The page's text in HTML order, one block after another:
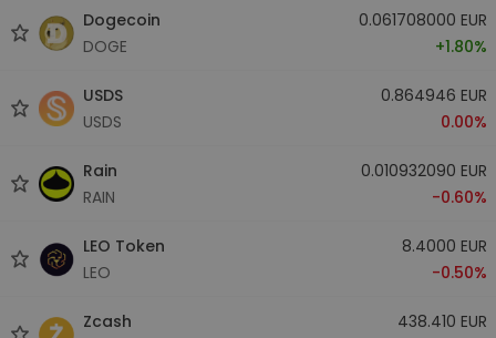
Dogecoin
DOGE
0.061708000 EUR
+1.80%
USDS
USDS
0.864946 EUR
0.00%
Rain
RAIN
0.010932090 EUR
-0.60%
LEO Token
LEO
8.4000 EUR
-0.50%
Zcash
438.410 EUR